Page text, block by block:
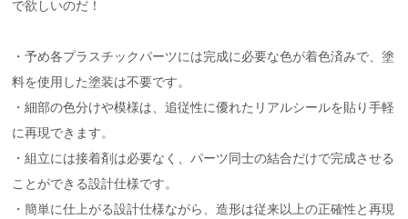
で欲しいのだ！
・予め各プラスチックパーツには完成に必要な色が着色済みで、塗
料を使用した塗装は不要です。
・細部の色分けや模様は、追従性に優れたリアルシールを貼り手軽
に再現できます。
・組立には接着剤は必要なく、パーツ同士の結合だけで完成させる
ことができる設計仕様です。
・簡単に仕上がる設計仕様ながら、造形は従来以上の正確性と再現